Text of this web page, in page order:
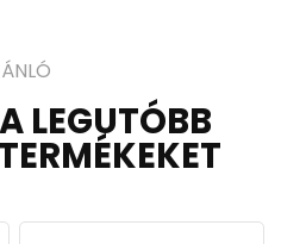
LEGUTÓBB